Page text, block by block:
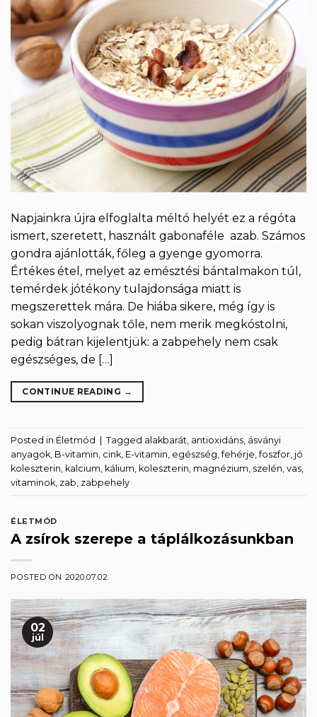
Napjainkra újra elfoglalta méltó helyét ez a régóta
ismert, szeretett, használt gabonaféle azab. Számos
gondra ajánlották, főleg a gyenge gyomorra.
Értékes étel, melyet az emésztési bántalmakon túl,
temérdek jótékony tulajdonsága miatt is
megszerettek mára. De hiába sikere, még így is
sokan viszolyognak tőle, nem merik megkóstolni,
pedig bátran kijelentjük: a zabpehely nem csak
egészséges, de […]
CONTINUE READING →
Posted in Életmód Tagged alakbarát antioxidáns ásványi
anyagok B-vitamin cink E-vitamin egészség ,fehérje ,foszfor jó
koleszterin kalcium kálium koleszterin magnézium szelén vas
vitaminok zab zabpehely
ÉLETMÓD
A zsírok szerepe a táplálkozásunkban
POSTED ON 2020.07.02.
02
júl